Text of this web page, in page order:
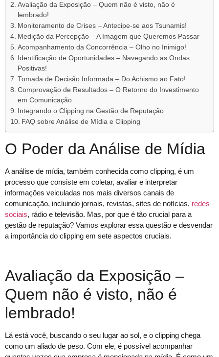
Avaliação da Exposição – Quem não é visto, não é
lembrado!
Monitoramento de Crises – Antecipe-se aos Tsunamis!
Medição da Percepção – A Imagem que Queremos Passar
Acompanhamento da Concorrência – Olho no Inimigo!
Identificação de Oportunidades – Navegando as Ondas
Positivas!
Tomada de Decisão Informada – Do Achismo ao Fato!
Comprovação de Resultados – O Retorno do Investimento
em Comunicação
Integrando o Clipping na Gestão de Reputação
FAQ sobre Análise de Mídia e Clipping
O Poder da Análise de Mídia
A análise de mídia, também conhecida como clipping, é um
processo que consiste em coletar, avaliar e interpretar
informações veiculadas nos mais diversos canais de
comunicação, incluindo jornais, revistas, sites de notícias, redes
sociais, rádio e televisão. Mas, por que é tão crucial para a
gestão de reputação? Vamos explorar essa questão e desvendar
a importância do clipping em sete aspectos cruciais.
Avaliação da Exposição –
Quem não é visto, não é
lembrado!
Lá está você, buscando o seu lugar ao sol, e o clipping chega
como um aliado de peso. Com ele, é possível acompanhar